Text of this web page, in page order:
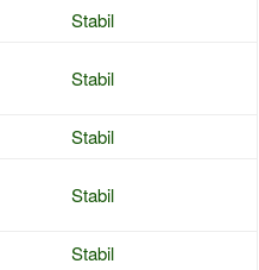
Stabil
Stabil
Stabil
Stabil
Stabil